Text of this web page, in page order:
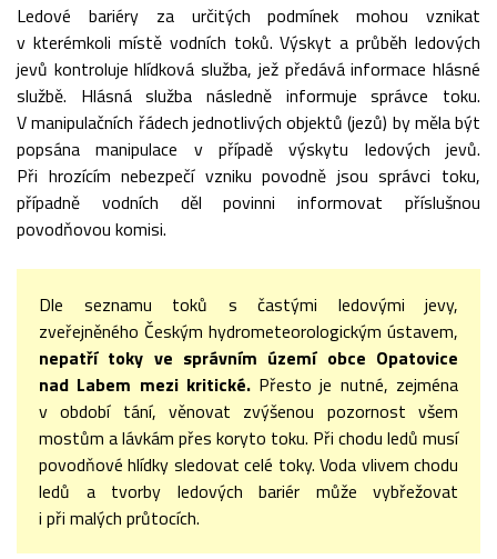
Ledové bariéry za určitých podmínek mohou vznikat
v kterémkoli místě vodních toků. Výskyt a průběh ledových
jevů kontroluje hlídková služba, jež předává informace hlásné
službě. Hlásná služba následně informuje správce toku.
V manipulačních řádech jednotlivých objektů (jezů) by měla být
popsána manipulace v případě výskytu ledových jevů.
Při hrozícím nebezpečí vzniku povodně jsou správci toku,
případně vodních děl povinni informovat příslušnou
povodňovou komisi.
Dle seznamu toků s častými ledovými jevy,
zveřejněného Českým hydrometeorologickým ústavem,
nepatří toky ve správním území obce Opatovice
nad Labem mezi kritické.Přesto je nutné, zejména
v období tání, věnovat zvýšenou pozornost všem
mostům a lávkám přes koryto toku. Při chodu ledů musí
povodňové hlídky sledovat celé toky. Voda vlivem chodu
ledů a tvorby ledových bariér může vybřežovat
i při malých průtocích.